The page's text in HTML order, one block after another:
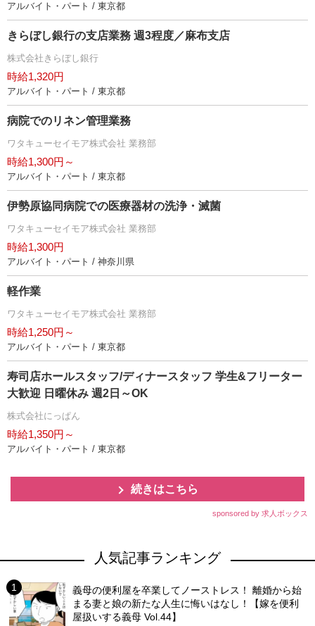
アルバイト・パート / 東京都
きらぼし銀行の支店業務 週3程度／麻布支店
株式会社きらぼし銀行
時給1,320円
アルバイト・パート / 東京都
病院でのリネン管理業務
ワタキューセイモア株式会社 業務部
時給1,300円～
アルバイト・パート / 東京都
伊勢原協同病院での医療器材の洗浄・滅菌
ワタキューセイモア株式会社 業務部
時給1,300円
アルバイト・パート / 神奈川県
軽作業
ワタキューセイモア株式会社 業務部
時給1,250円～
アルバイト・パート / 東京都
寿司店ホールスタッフ/ディナースタッフ 学生&フリーター
大歓迎 日曜休み 週2日～OK
株式会社にっぱん
時給1,350円～
アルバイト・パート / 東京都
続きはこちら
sponsored by 求人ボックス
人気記事ランキング
義母の便利屋を卒業してノーストレス！ 離婚から始
まる妻と娘の新たな人生に悔いはなし！【嫁を便利
屋扱いする義母 Vol.44】